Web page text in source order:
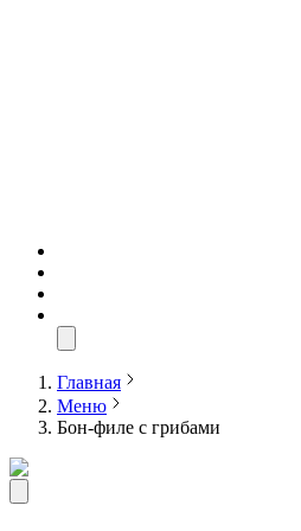
Главная
Меню
Бон-филе с грибами